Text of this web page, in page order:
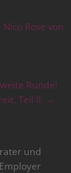
Rose von
Runde!
Teil II. →
und